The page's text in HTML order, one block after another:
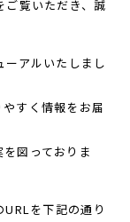
覧いただき、誠
アルいたしまし
すく情報をお届
図っておりま
を下記の通り